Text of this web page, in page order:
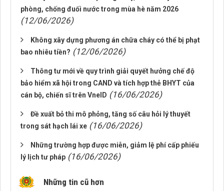
phòng, chống đuối nước trong mùa hè năm 2026
(12/06/2026)
Không xây dựng phương án chữa cháy có thể bị phạt
bao nhiêu tiền? (12/06/2026)
Thông tư mới về quy trình giải quyết hưởng chế độ
bảo hiểm xã hội trong CAND và tích hợp thẻ BHYT của
cán bộ, chiến sĩ trên VneID (16/06/2026)
Đề xuất bỏ thi mô phỏng, tăng số câu hỏi lý thuyết
trong sát hạch lái xe (16/06/2026)
Những trường hợp được miễn, giảm lệ phí cấp phiếu
lý lịch tư pháp (16/06/2026)
Những tin cũ hơn